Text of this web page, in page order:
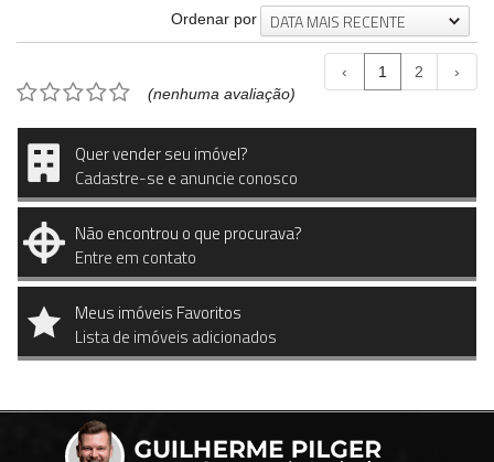
Ordenar por DATA MAIS RECENTE
‹ 1 2
›
(nenhuma avaliação)
Quer vender seu imóvel?
Cadastre-se e anuncie conosco
Não encontrou o que procurava?
Entre em contato
Meus imóveis Favoritos
Lista de imóveis adicionados